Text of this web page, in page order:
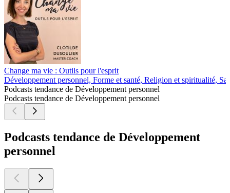
Change ma vie : Outils pour l'esprit
Développement personnel, Forme et santé, Religion et spiritualité,
Podcasts tendance de Développement personnel
Podcasts tendance de Développement personnel
Podcasts tendance de Développement
personnel